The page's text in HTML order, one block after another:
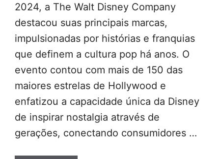
2024, a The Walt Disney Company
destacou suas principais marcas,
impulsionadas por histórias e franquias
que definem a cultura pop há anos. O
evento contou com mais de 150 das
maiores estrelas de Hollywood e
enfatizou a capacidade única da Disney
de inspirar nostalgia através de
gerações, conectando consumidores …